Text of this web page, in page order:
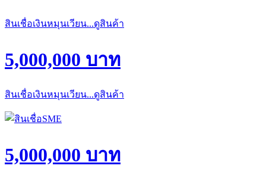
สินเชื่อเงินหมุนเวียน...ดูสินค้า
5,000,000 บาท
สินเชื่อเงินหมุนเวียน...ดูสินค้า
5,000,000 บาท